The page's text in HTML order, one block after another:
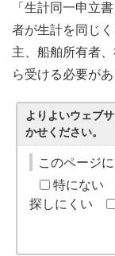
「生計同一申立
者が生計を同じ
主、船舶所有者
ら受ける必要があ
よりよいウェブ
かせください。
このページ
特にない
探しにくい